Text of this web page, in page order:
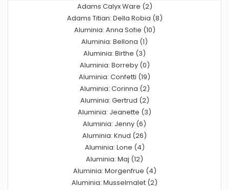
Adams Calyx Ware (2)
Adams Titian: Della Robia (8)
Aluminia: Anna Sofie (10)
Aluminia: Bellona (1)
Aluminia: Birthe (3)
Aluminia: Borreby (0)
Aluminia: Confetti (19)
Aluminia: Corinna (2)
Aluminia: Gertrud (2)
Aluminia: Jeanette (3)
Aluminia: Jenny (6)
Aluminia: Knud (26)
Aluminia: Lone (4)
Aluminia: Maj (12)
Aluminia: Morgenfrue (4)
Aluminia: Musselmalet (2)